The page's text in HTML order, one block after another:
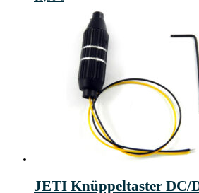
JETI Knüppeltaster DC/